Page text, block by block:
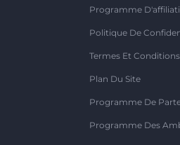
Programme
Politique De
Termes Et Conditions
Plan Du Site
Programme De
Programme Des